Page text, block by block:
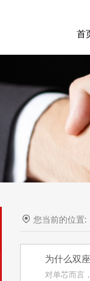
首
您当前的位置:
为什么双
对单芯而言